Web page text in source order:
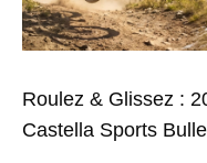
Roulez & Glissez :
Castella Sports Bulle